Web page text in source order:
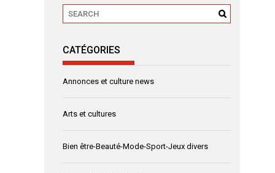
CATÉGORIES
Annonces et culture news
Arts et cultures
Bien être-Beauté-Mode-Sport-Jeux divers